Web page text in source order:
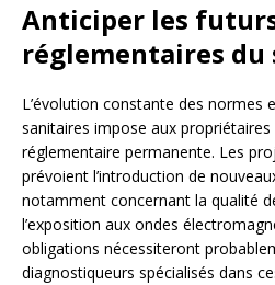
Anticiper les
réglementaires du
L’évolution constante des normes
sanitaires impose aux propriétaires
réglementaire permanente. Les
prévoient l’introduction de
notamment concernant la qualité
l’exposition aux ondes
obligations nécessiteront
diagnostiqueurs spécialisés dans